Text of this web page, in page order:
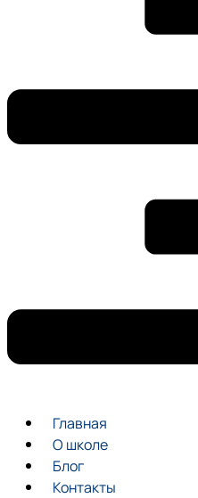
Главная
О школе
Блог
Контакты